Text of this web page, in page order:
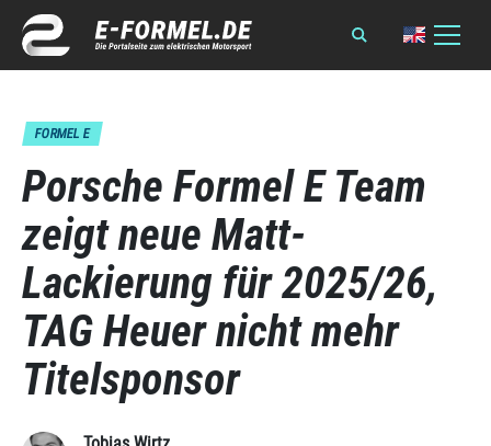
FORMEL E
Porsche Formel E Team
zeigt neue Matt-
Lackierung für 2025/26,
TAG Heuer nicht mehr
Titelsponsor